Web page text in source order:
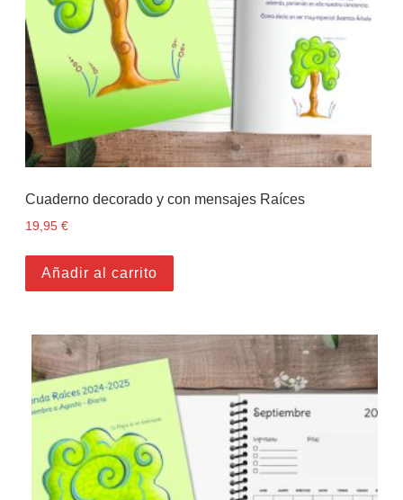
Cuaderno decorado y con mensajes Raíces
19,95 €
Añadir al carrito